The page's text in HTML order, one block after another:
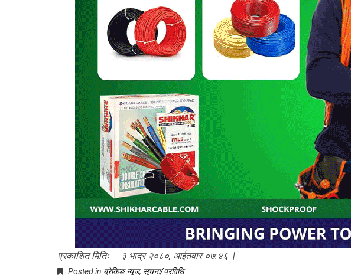
प्रकाशित मितिः ३ भाद्र २०८०, आईतवार ०७:४६ |
Posted in ब्रेकिङ न्यूज, सूचना/प्रविधि